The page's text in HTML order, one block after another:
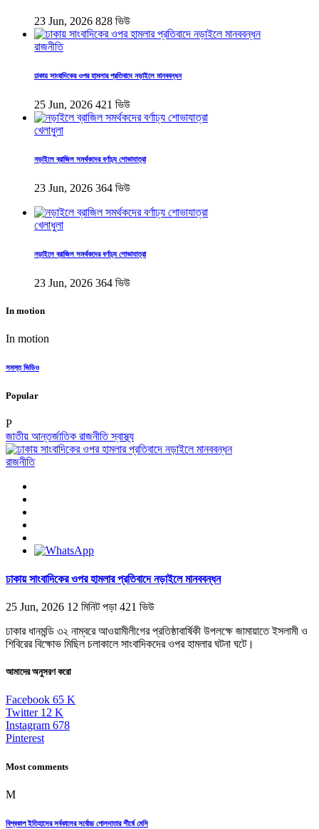
23 Jun, 2026 828 ভিউ
রাজনীতি
ঢাকায় সাংবাদিকের ওপর হামলার প্রতিবাদে নড়াইলে মানববন্ধন
25 Jun, 2026 421 ভিউ
খেলাধুলা
নড়াইলে ব্রাজিল সমর্থকদের বর্ণাঢ্য শোভাযাত্রা
23 Jun, 2026 364 ভিউ
খেলাধুলা
নড়াইলে ব্রাজিল সমর্থকদের বর্ণাঢ্য শোভাযাত্রা
23 Jun, 2026 364 ভিউ
In motion
In motion
সমস্ত ভিডিও
Popular
P
জাতীয় আন্তর্জাতিক রাজনীতিস্বাস্থ্য
রাজনীতি
ঢাকায় সাংবাদিকের ওপর হামলার প্রতিবাদে নড়াইলে মানববন্ধন
25 Jun, 2026 12 মিনিট পড়া 421 ভিউ
ঢাকার ধানমন্ডি ৩২ নাম্বরে আওয়ামীলীগের প্রতিষ্ঠাবার্ষিকী উপলক্ষে জামায়াতে ইসলামী ও
শিবিরের বিক্ষোভ মিছিল চলাকালে সাংবাদিকদের ওপর হামলার ঘটনা ঘটে।
আমাদের অনুসরণ করো
Facebook 65 K
Twitter 12 K
Instagram 678
Pinterest
Most comments
M
বিশ্বকাপ ইতিহাসের সর্বকালের সর্বোচ্চ গোলদাতার শীর্ষে মেসি